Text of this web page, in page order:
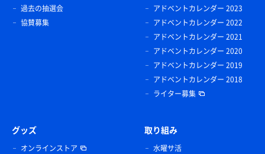
過去の抽選会
協賛募集
アドベントカレンダー 2023
アドベントカレンダー 2022
アドベントカレンダー 2021
アドベントカレンダー 2020
アドベントカレンダー 2019
アドベントカレンダー 2018
ライター募集
グッズ
オンラインストア
取り組み
水曜サ活